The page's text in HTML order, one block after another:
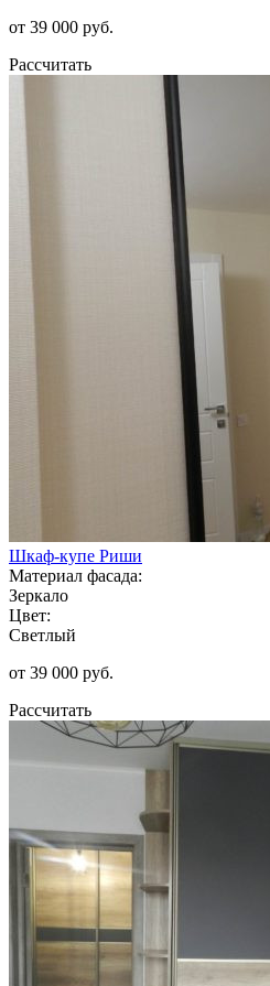
от 39 000 руб.
Рассчитать
Шкаф-купе Риши
Материал фасада:
Зеркало
Цвет:
Светлый
от 39 000 руб.
Рассчитать